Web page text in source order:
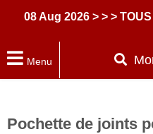
Aug 2026 > > > TOUS
Menu
Pochette de joints